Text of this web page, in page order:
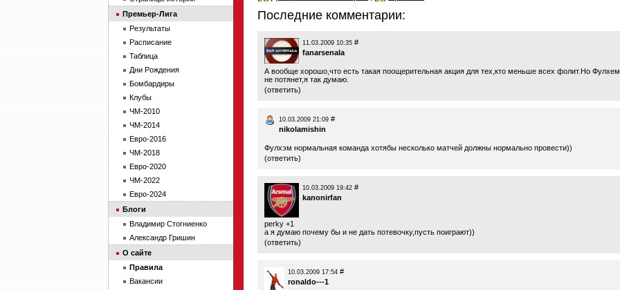
Последние комментарии:
11.03.2009 10:35 #
fanarsenala
А вообще хорошо,что есть такая поощерительная акция для тех,кто меньше всех фолит.Но Фулхем
не потянет,я так думаю.
(ответить)
10.03.2009 21:09 #
nikolamishin
Фулхэм нормальная команда хотябы несколько матчей должны нормально провести))
(ответить)
10.03.2009 19:42 #
kanonirfan
perky +1
а я думаю почему бы и не дать потевочку,пусть поиграют))
(ответить)
10.03.2009 17:54 #
ronaldo---1
Премьер-Лига
Результаты
Расписание
Таблица
Дни Рождения
Бомбардиры
Клубы
ЧМ-2010
ЧМ-2014
Евро-2016
ЧМ-2018
Евро-2020
ЧМ-2022
Евро-2024
Блоги
Владимир Стогниенко
Александр Гришин
О сайте
Правила
Вакансии